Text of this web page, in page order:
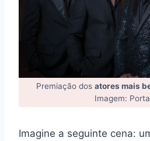
Premiação dos atores mais
Imagem:
Imagine a seguinte cena: